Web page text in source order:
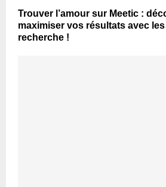
Trouver l’amour sur Meetic :
maximiser vos résultats avec
recherche !